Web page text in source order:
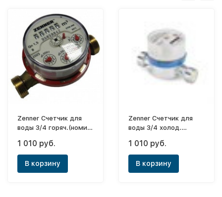
Zenner Счетчик для
воды 3/4 горяч.(номин.
2016года
1 010 руб.
В корзину
Zenner Счетчик для
воды 3/4 холод.
ч) 2016года
1 010 руб.
В корзину